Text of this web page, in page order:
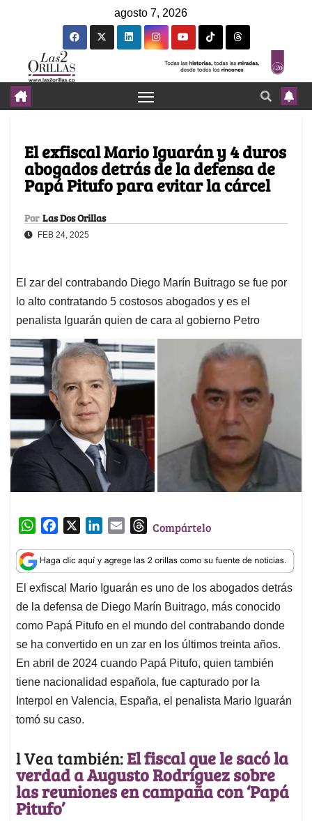
agosto 7, 2026
El exfiscal Mario Iguarán y 4 duros
abogados detrás de la defensa de
Papá Pitufo para evitar la cárcel
Por Las Dos Orillas
FEB 24, 2025
El zar del contrabando Diego Marín Buitrago se fue por
lo alto contratando 5 costosos abogados y es el
penalista Iguarán quien de cara al gobierno Petro
W
a
t
s
A
p
p
c
e
b
o
o
k
n
k
e
d
I
n
a
i
l
T
r
e
a
d
s
Compártelo
El exfiscal Mario Iguarán es uno de los abogados detrás
de la defensa de Diego Marín Buitrago, más conocido
como Papá Pitufo en el mundo del contrabando donde
se ha convertido en un zar en los últimos treinta años.
En abril de 2024 cuando Papá Pitufo, quien también
tiene nacionalidad española, fue capturado por la
Interpol en Valencia, España, el penalista Mario Iguarán
tomó su caso.
l Vea también:El fiscal que le sacó la
verdad a Augusto Rodríguez sobre
las reuniones en campaña con ‘Papá
Pitufo’